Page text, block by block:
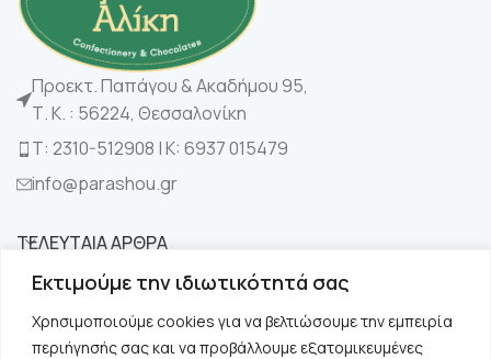
Εκτιμούμε την ιδιωτικότητά σας
Χρησιμοποιούμε cookies για να βελτιώσουμε την εμπειρία
περιήγησής σας και να προβάλλουμε εξατομικευμένες
Προεκτ. Παπάγου & Ακαδήμου 95,
Τ. Κ. : 56224, Θεσσαλονίκη
Τ: 2310-512908 | K: 6937 015479
info@parashou.gr
ΤΕΛΕΥΤΑΙΑ ΑΡΘΡΑ
ΚΑΤΗΓΟΡΙΕΣ